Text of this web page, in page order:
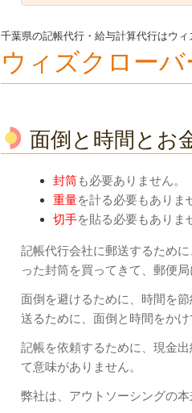
千葉県の記帳代行・給与計算代行はウィ
ウィズクロー
面倒と時間とお
封筒も必要ありません。
重量を計る必要もありま
切手を貼る必要もありま
記帳代行会社に郵送するため
った封筒を買ってきて、郵便
面倒を避けるために、時間を
送るために、面倒と時間をかけ
記帳を依頼するために、現金
て意味がありません。
弊社は、アウトソーシングの